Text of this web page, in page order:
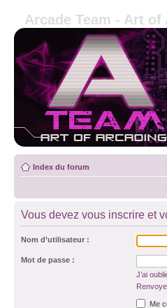
Arcade Team - Art of
Index du forum
Vous devez vous inscrire et
Nom d’utilisateur :
Mot de passe :
J’ai
Me